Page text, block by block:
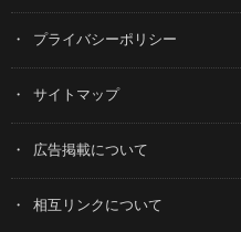
プライバシーポリシー
サイトマップ
広告掲載について
相互リンクについて